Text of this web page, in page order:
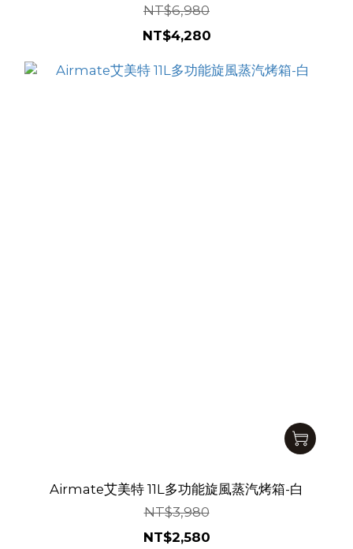
NT$6,980
NT$4,280
Airmate艾美特 11L多功能旋風蒸汽烤箱-白
NT$3,980
NT$2,580